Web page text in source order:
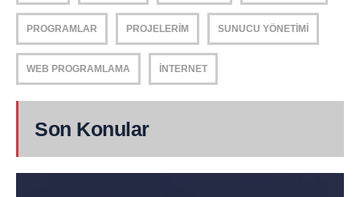
PROGRAMLAR PROJELERIM SUNUCU YÖNETIMI
WEB PROGRAMLAMA İNTERNET
Son Konular